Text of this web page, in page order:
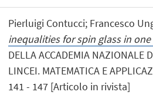
Pierluigi Contucci; Francesco
inequalities for spin glass in
DELLA ACCADEMIA NAZIONALE
LINCEI. MATEMATICA E
141 - 147 [Articolo in rivista]